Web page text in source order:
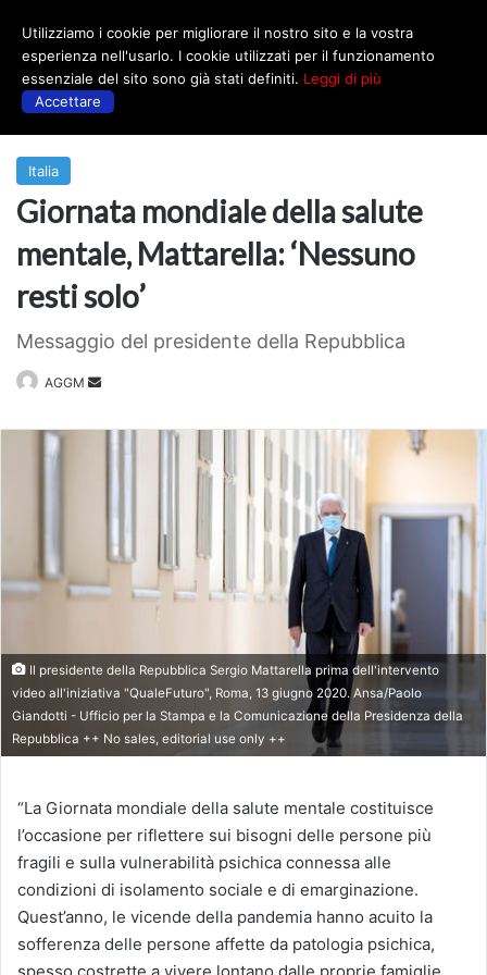
Italia
Giornata mondiale della salute
mentale, Mattarella: ‘Nessuno
resti solo’
Messaggio del presidente della Repubblica
AGGM
Invia
Il presidente della Repubblica Sergio Mattarella prima dell'intervento
video all'iniziativa "QualeFuturo", Roma, 13 giugno 2020. Ansa/Paolo
Giandotti - Ufficio per la Stampa e la Comunicazione della Presidenza della
Repubblica ++ No sales, editorial use only ++
“La Giornata mondiale della salute mentale costituisce
l’occasione per riflettere sui bisogni delle persone più
fragili e sulla vulnerabilità psichica connessa alle
condizioni di isolamento sociale e di emarginazione.
Quest’anno, le vicende della pandemia hanno acuito la
sofferenza delle persone affette da patologia psichica,
spesso costrette a vivere lontano dalle proprie famiglie
Utilizziamo i cookie per migliorare il nostro sito e la vostra
esperienza nell'usarlo. I cookie utilizzati per il funzionamento
essenziale del sito sono già stati definiti. Leggi di più
Accettare